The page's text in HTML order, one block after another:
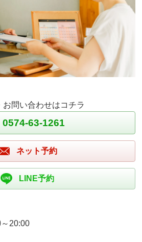
お問い合わせはコチラ
0574-63-1261
ネット予約
LINE予約
20:00